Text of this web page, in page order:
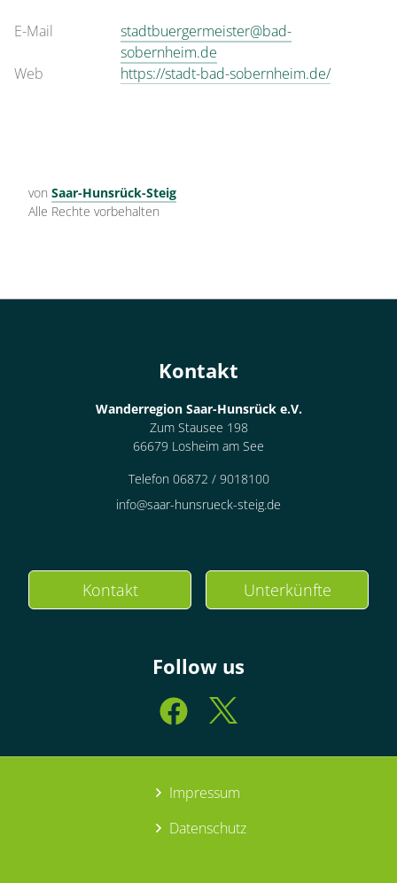
E-Mail
stadtbuergermeister@bad-
sobernheim.de
Web
https://stadt-bad-sobernheim.de/
von Saar-Hunsrück-Steig
Alle Rechte vorbehalten
Kontakt
Wanderregion Saar-Hunsrück e.V.
Zum Stausee 198
66679 Losheim am See
Telefon 06872 / 9018100
info@saar-hunsrueck-steig.de
Kontakt Unterkünfte
Follow us
Impressum
Datenschutz